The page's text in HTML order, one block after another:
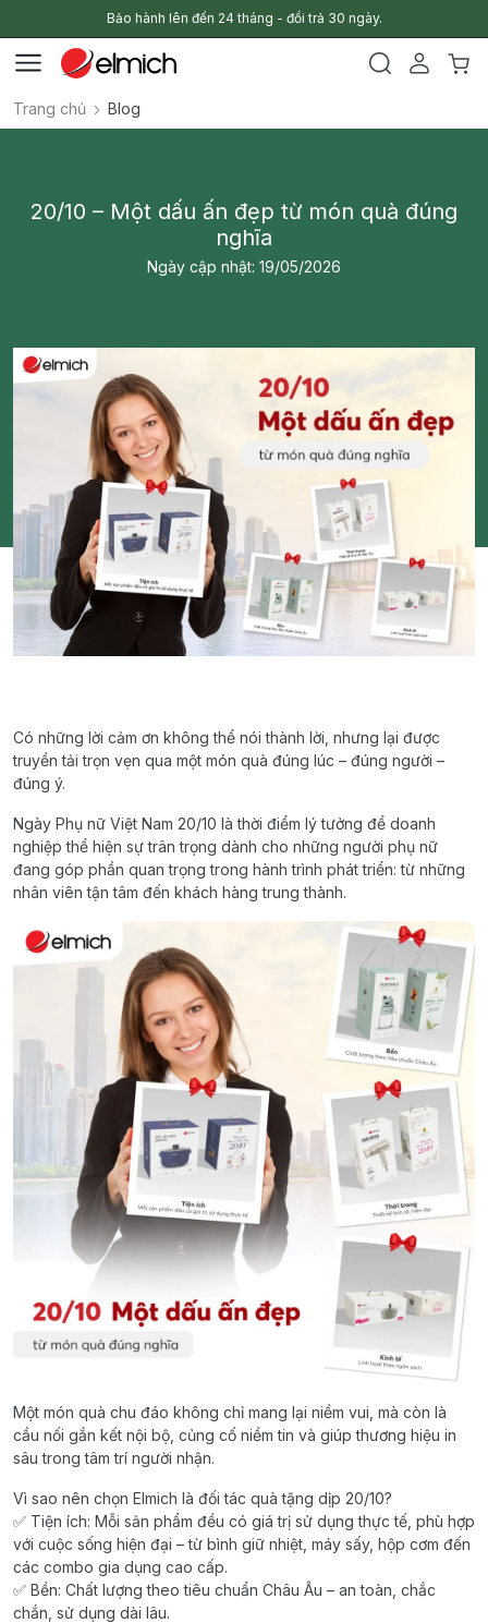
Bảo hành lên đến 24 tháng - đổi trả 30 ngày.
Trang chủ Blog
20/10 – Một dấu ấn đẹp từ món quà đúng
nghĩa
Ngày cập nhật: 19/05/2026
Có những lời cảm ơn không thể nói thành lời, nhưng lại được
truyền tải trọn vẹn qua một món quà đúng lúc – đúng người –
đúng ý.
Ngày Phụ nữ Việt Nam 20/10 là thời điểm lý tưởng để doanh
nghiệp thể hiện sự trân trọng dành cho những người phụ nữ
đang góp phần quan trọng trong hành trình phát triển: từ những
nhân viên tận tâm đến khách hàng trung thành.
Một món quà chu đáo không chỉ mang lại niềm vui, mà còn là
cầu nối gắn kết nội bộ, củng cố niềm tin và giúp thương hiệu in
sâu trong tâm trí người nhận.
Vì sao nên chọn Elmich là đối tác quà tặng dịp 20/10?
✅ Tiện ích: Mỗi sản phẩm đều có giá trị sử dụng thực tế, phù hợp
với cuộc sống hiện đại – từ bình giữ nhiệt, máy sấy, hộp cơm đến
các combo gia dụng cao cấp.
✅ Bền: Chất lượng theo tiêu chuẩn Châu Âu – an toàn, chắc
chắn, sử dụng dài lâu.